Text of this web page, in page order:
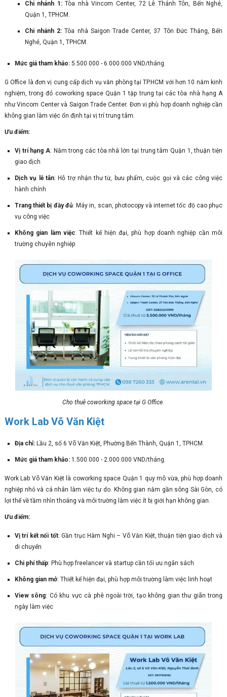
Chi nhánh 1:Tòa nhà Vincom Center, 72 Lê Thánh Tôn, Bến Nghé,
Quận 1, TPHCM.
Chi nhánh 2: Tòa nhà Saigon Trade Center, 37 Tôn Đức Thắng, Bến
Nghé, Quận 1, TPHCM.
Mức giá tham khảo:5.500.000 - 6.000.000 VND/tháng.
G Office là đơn vị cung cấp dịch vụ văn phòng tại TP.HCM với hơn 10 năm kinh
nghiệm, trong đó coworking space Quận 1 tập trung tại các tòa nhà hạng A
như Vincom Center và Saigon Trade Center. Đơn vị phù hợp doanh nghiệp cần
không gian làm việc ổn định tại vị trí trung tâm.
Ưu điểm:
Vị trí hạng A: Nằm trong các tòa nhà lớn tại trung tâm Quận 1, thuận tiện
giao dịch
Dịch vụ lễ tân: Hỗ trợ nhận thư từ, bưu phẩm, cuộc gọi và các công việc
hành chính
Trang thiết bị đầy đủ: Máy in, scan, photocopy và internet tốc độ cao phục
vụ công việc
Không gian làm việc: Thiết kế hiện đại, phù hợp doanh nghiệp cần môi
trường chuyên nghiệp
Cho thuê coworking space tại G Office.
Work Lab Võ Văn Kiệt
Địa chỉ:Lầu 2, số 6 Võ Văn Kiệt, Phường Bến Thành, Quận 1, TPHCM.
Mức giá tham khảo:1.500.000 - 2.000.000 VND/tháng.
Work Lab Võ Văn Kiệt là coworking space Quận 1 quy mô vừa, phù hợp doanh
nghiệp nhỏ và cá nhân làm việc tự do. Không gian nằm gần sông Sài Gòn, có
lợi thế về tầm nhìn thoáng và môi trường làm việc ít bị giới hạn không gian.
Ưu điểm:
Vị trí kết nối tốt: Gần trục Hàm Nghi – Võ Văn Kiệt, thuận tiện giao dịch và
di chuyển
Chi phí thấp: Phù hợp freelancer và startup cần tối ưu ngân sách
Không gian mở: Thiết kế hiện đại, phù hợp môi trường làm việc linh hoạt
View sông: Có khu vực cà phê ngoài trời, tạo không gian thư giãn trong
ngày làm việc